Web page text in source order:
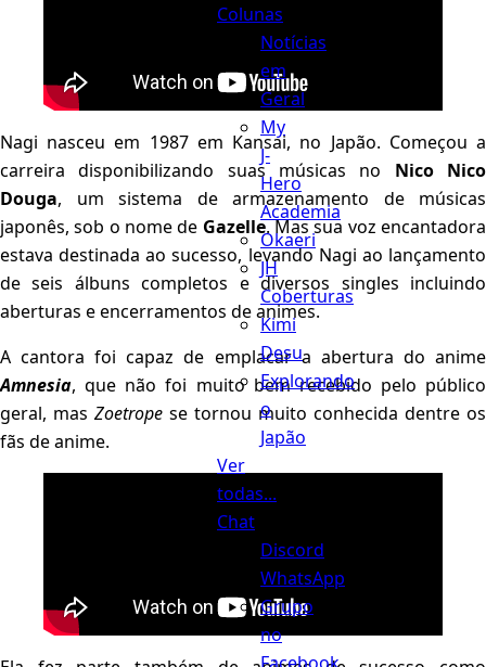
Colunas
Notícias
em
Geral
My
J-
Hero
Academia
Okaeri
JH
Coberturas
Kimi
Desu
Explorando
o
Japão
Ver
todas...
Chat
Discord
WhatsApp
Grupo
no
Nagi nasceu em 1987 em Kansai, no Japão. Começou a
carreira disponibilizando suas músicas no Nico Nico
Douga, um sistema de armazenamento de músicas
japonês, sob o nome de Gazelle. Mas sua voz encantadora
estava destinada ao sucesso, levando Nagi ao lançamento
de seis álbuns completos e diversos singles incluindo
aberturas e encerramentos de animes.
A cantora foi capaz de emplacar a abertura do anime
Amnesia, que não foi muito bem recebido pelo público
geral, mas Zoetrope se tornou muito conhecida dentre os
fãs de anime.